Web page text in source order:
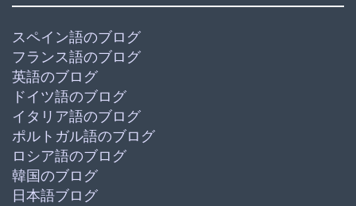
スペイン語のブログ
フランス語のブログ
英語のブログ
ドイツ語のブログ
イタリア語のブログ
ポルトガル語のブログ
ロシア語のブログ
韓国のブログ
日本語ブログ